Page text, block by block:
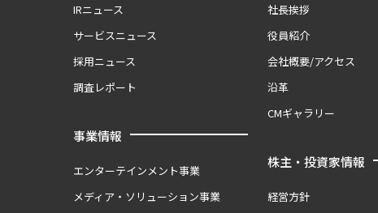
IRニュース
サービスニュース
採用ニュース
調査レポート
事業情報
エンターテインメント事業
メディア・ソリューション事業
社長挨拶
役員紹介
会社概要/アクセス
沿革
CMギャラリー
株主・投資家情報
経営方針